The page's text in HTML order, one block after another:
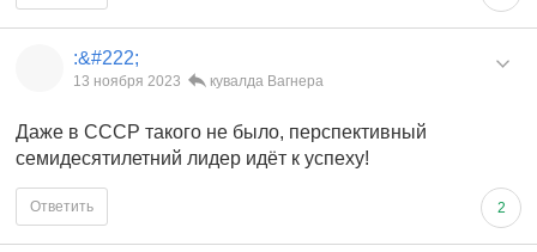
:&#222;
13 ноября 2023 кувалда Вагнера
Даже в СССР такого не было, перспективный
семидесятилетний лидер идёт к успеху!
2
Ответить